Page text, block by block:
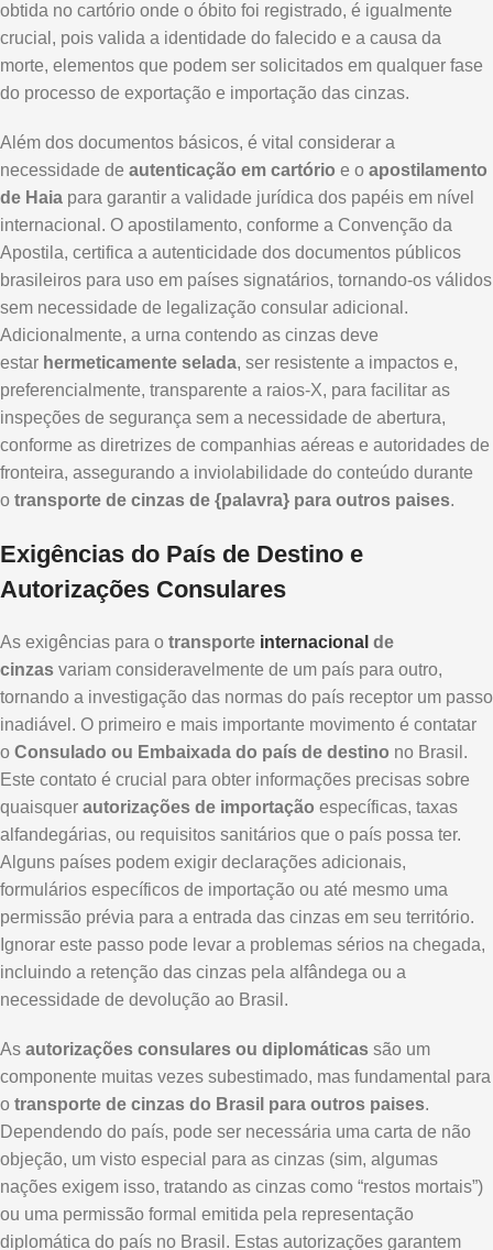
obtida no cartório onde o óbito foi registrado, é igualmente
crucial, pois valida a identidade do falecido e a causa da
morte, elementos que podem ser solicitados em qualquer fase
do processo de exportação e importação das cinzas.
Além dos documentos básicos, é vital considerar a
necessidade de autenticação em cartório e o apostilamento
de Haia para garantir a validade jurídica dos papéis em nível
internacional. O apostilamento, conforme a Convenção da
Apostila, certifica a autenticidade dos documentos públicos
brasileiros para uso em países signatários, tornando-os válidos
sem necessidade de legalização consular adicional.
Adicionalmente, a urna contendo as cinzas deve
estar hermeticamente selada, ser resistente a impactos e,
preferencialmente, transparente a raios-X, para facilitar as
inspeções de segurança sem a necessidade de abertura,
conforme as diretrizes de companhias aéreas e autoridades de
fronteira, assegurando a inviolabilidade do conteúdo durante
o transporte de cinzas de {palavra} para outros paises.
Exigências do País de Destino e
Autorizações Consulares
As exigências para o transporte internacional de
cinzas variam consideravelmente de um país para outro,
tornando a investigação das normas do país receptor um passo
inadiável. O primeiro e mais importante movimento é contatar
o Consulado ou Embaixada do país de destino no Brasil.
Este contato é crucial para obter informações precisas sobre
quaisquer autorizações de importação específicas, taxas
alfandegárias, ou requisitos sanitários que o país possa ter.
Alguns países podem exigir declarações adicionais,
formulários específicos de importação ou até mesmo uma
permissão prévia para a entrada das cinzas em seu território.
Ignorar este passo pode levar a problemas sérios na chegada,
incluindo a retenção das cinzas pela alfândega ou a
necessidade de devolução ao Brasil.
As autorizações consulares ou diplomáticas são um
componente muitas vezes subestimado, mas fundamental para
o transporte de cinzas do Brasil para outros paises.
Dependendo do país, pode ser necessária uma carta de não
objeção, um visto especial para as cinzas (sim, algumas
nações exigem isso, tratando as cinzas como “restos mortais”)
ou uma permissão formal emitida pela representação
diplomática do país no Brasil. Estas autorizações garantem